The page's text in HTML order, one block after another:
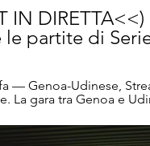
IN
le partite di
— Genoa-Udinese,
La gara tra Genoa e